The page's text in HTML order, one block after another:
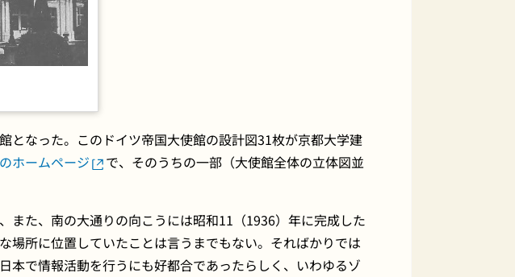
となった。このドイツ帝国大使館の設計図31枚が京都大学建
ホームページ
で、そのうちの一部（大使館全体の立体図並
また、南の大通りの向こうには昭和11（1936）年に完成した
場所に位置していたことは言うまでもない。そればかりでは
本で情報活動を行うにも好都合であったらしく、いわゆるゾ